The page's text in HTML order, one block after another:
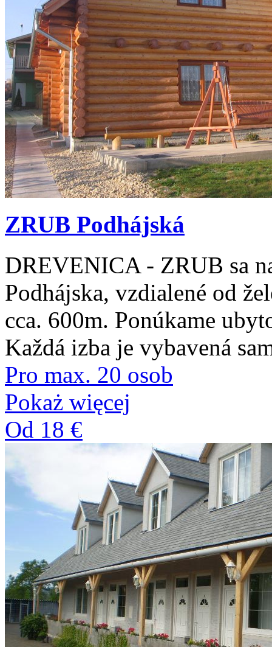
ZRUB Podhájská
DREVENICA - ZRUB sa
Podhájska, vzdialené od
cca. 600m. Ponúkame
Každá izba je vybavená
Pro max. 20 osob
Pokaż więcej
Od 18 €